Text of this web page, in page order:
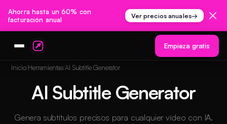
Ahorra hasta un 60% con
facturación anual
Ver precios anuales→
Empieza gratis
Inicio Herramientas AI Subtitle Generator
AI Subtitle Generator
Genera subtítulos precisos para cualquier vídeo con IA.